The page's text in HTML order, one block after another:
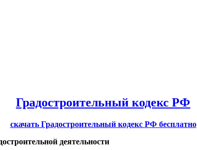
Градостроительный кодекс РФ
скачать Градостроительный кодекс РФ бесплатно
деятельности